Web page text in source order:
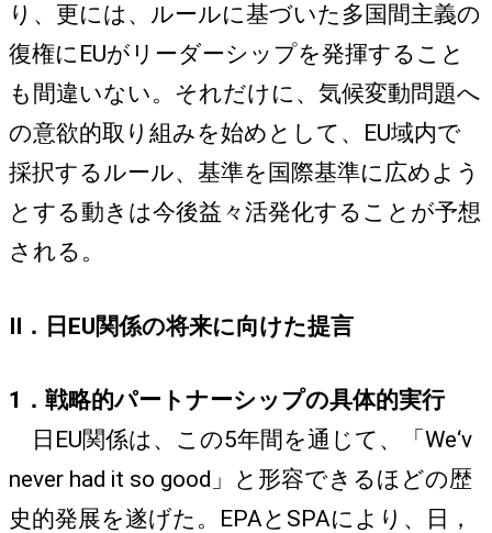
り、更には、ルールに基づいた多国間主義の
復権にEUがリーダーシップを発揮すること
も間違いない。それだけに、気候変動問題へ
の意欲的取り組みを始めとして、EU域内で
採択するルール、基準を国際基準に広めよう
とする動きは今後益々活発化することが予想
される。
II．日EU関係の将来に向けた提言
1．戦略的パートナーシップの具体的実行
日EU関係は、この5年間を通じて、「We‘v
never had it so good」と形容できるほどの歴
史的発展を遂げた。EPAとSPAにより、日，